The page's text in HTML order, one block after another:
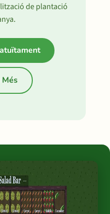
de plantació